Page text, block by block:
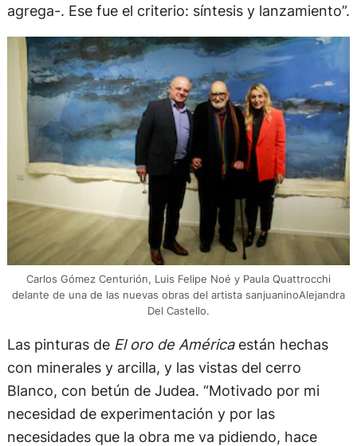
agrega-. Ese fue el criterio: síntesis y lanzamiento”.
Carlos Gómez Centurión, Luis Felipe Noé y Paula Quattrocchi
delante de una de las nuevas obras del artista sanjuaninoAlejandra
Del Castello.
Las pinturas de El oro de Américaestán hechas
con minerales y arcilla, y las vistas del cerro
Blanco, con betún de Judea. “Motivado por mi
necesidad de experimentación y por las
necesidades que la obra me va pidiendo, hace